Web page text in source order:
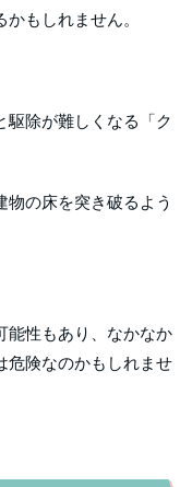
もしれません。
駆除が難しくなる「ク
の床を突き破るよう
能性もあり、なかなか
危険なのかもしれませ